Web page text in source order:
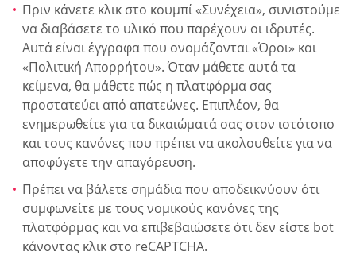
Πριν κάνετε κλικ στο κουμπί «Συνέχεια», συνιστούμε
να διαβάσετε το υλικό που παρέχουν οι ιδρυτές.
Αυτά είναι έγγραφα που ονομάζονται «Όροι» και
«Πολιτική Απορρήτου». Όταν μάθετε αυτά τα
κείμενα, θα μάθετε πώς η πλατφόρμα σας
προστατεύει από απατεώνες. Επιπλέον, θα
ενημερωθείτε για τα δικαιώματά σας στον ιστότοπο
και τους κανόνες που πρέπει να ακολουθείτε για να
αποφύγετε την απαγόρευση.
Πρέπει να βάλετε σημάδια που αποδεικνύουν ότι
συμφωνείτε με τους νομικούς κανόνες της
πλατφόρμας και να επιβεβαιώσετε ότι δεν είστε bot
κάνοντας κλικ στο reCAPTCHA.